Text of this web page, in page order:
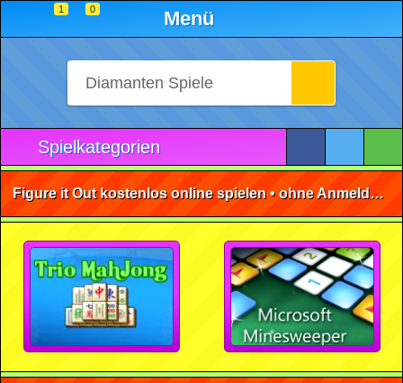
1 0 Menü
Spielkategorien
Figure it Out kostenlos online spielen • ohne Anmeldung 🕹️